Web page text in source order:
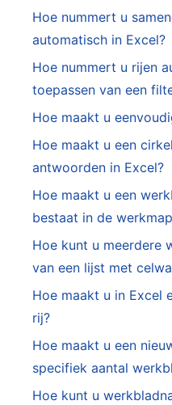
Hoe nummert u
automatisch in Excel?
Hoe nummert u rijen
toepassen van een
Hoe maakt u
Hoe maakt u een
antwoorden in Excel?
Hoe maakt u een
bestaat in de
Hoe kunt u meerdere
van een lijst met
Hoe maakt u in Excel
rij?
Hoe maakt u een
specifiek aantal
Hoe kunt u